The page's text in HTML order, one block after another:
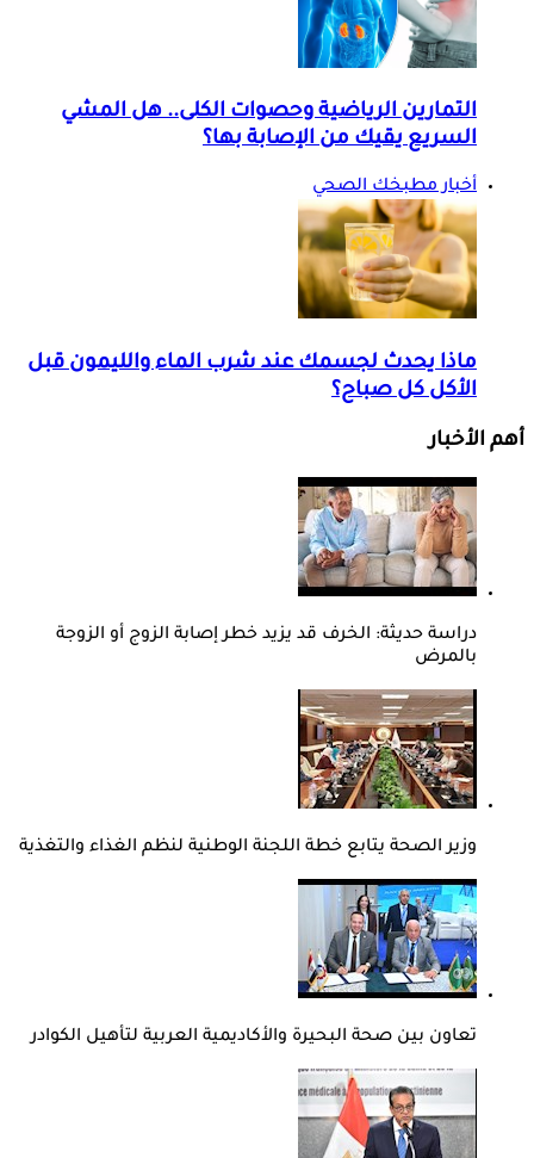
التمارين الرياضية وحصوات الكلى.. هل المشي
السريع يقيك من الإصابة بها؟
أخبار مطبخك الصحي
ماذا يحدث لجسمك عند شرب الماء والليمون قبل
الأكل كل صباح؟
أهم الأخبار
دراسة حديثة: الخرف قد يزيد خطر إصابة الزوج أو الزوجة
بالمرض
وزير الصحة يتابع خطة اللجنة الوطنية لنظم الغذاء والتغذية
تعاون بين صحة البحيرة والأكاديمية العربية لتأهيل الكوادر